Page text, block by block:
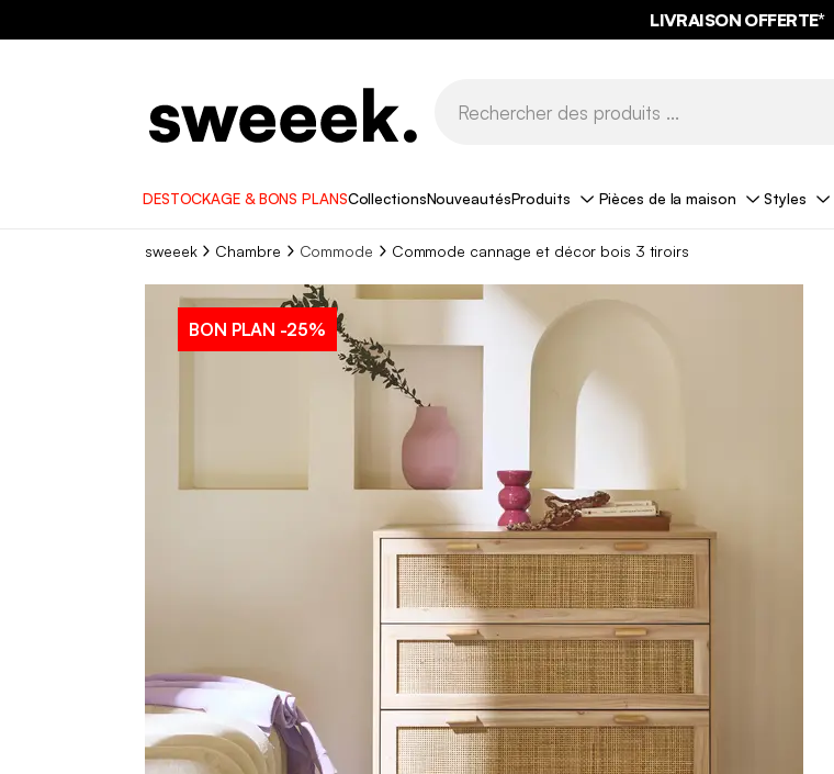
LIVRAISON OFFERTE*
DESTOCKAGE & BONS PLANSCollectionsNouveautésProduits Pièces de la maison Styles
sweeek Chambre Commode Commode cannage et décor bois 3 tiroirs
BON PLAN -25%